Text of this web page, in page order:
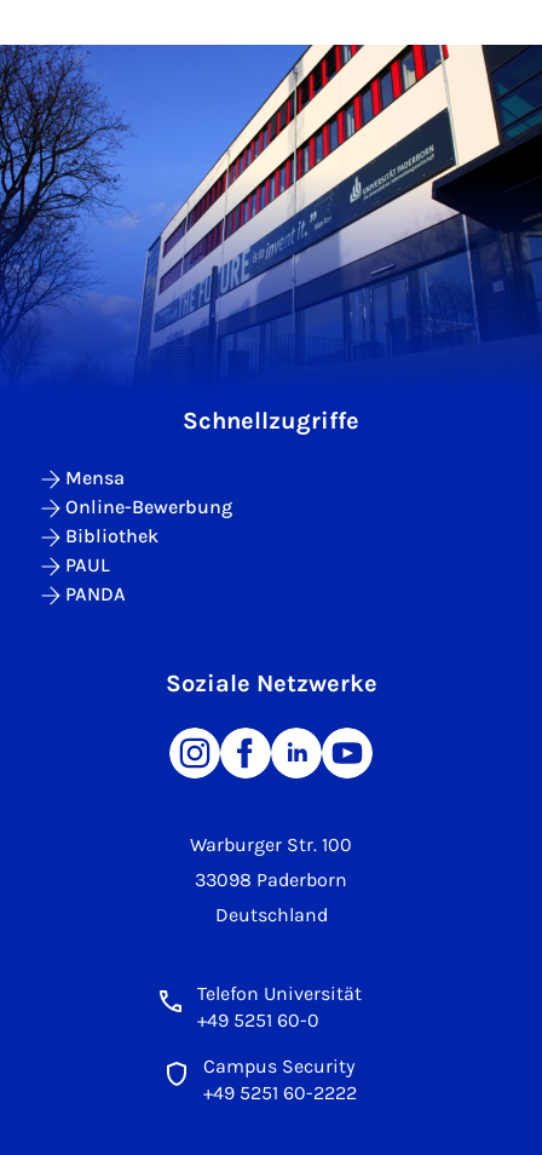
Warburger Str. 100
33098 Paderborn
Deutschland
Telefon Universität
+49 5251 60-0
Campus Security
+49 5251 60-2222
Schnellzugriffe
Mensa
Online-Bewerbung
Bibliothek
PAUL
PANDA
Soziale Netzwerke